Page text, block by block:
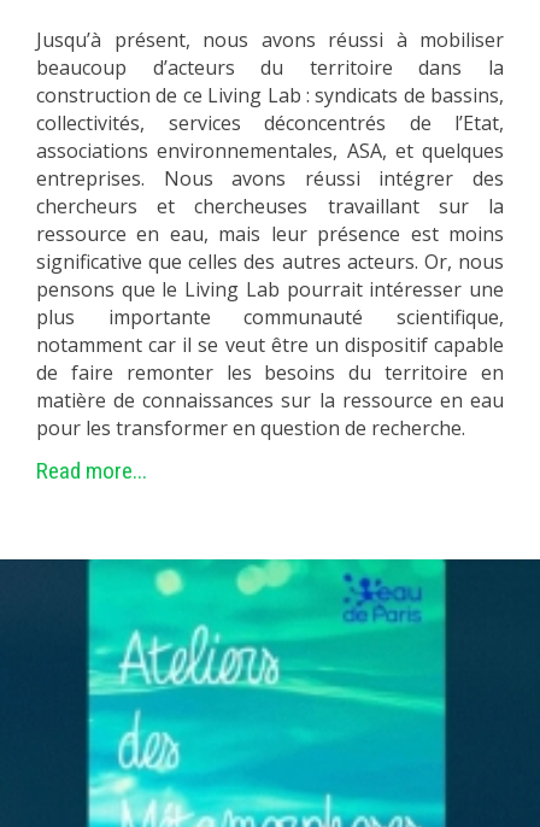
Jusqu’à présent, nous avons réussi à mobiliser
beaucoup d’acteurs du territoire dans la
construction de ce Living Lab : syndicats de bassins,
collectivités, services déconcentrés de l’Etat,
associations environnementales, ASA, et quelques
entreprises. Nous avons réussi intégrer des
chercheurs et chercheuses travaillant sur la
ressource en eau, mais leur présence est moins
significative que celles des autres acteurs. Or, nous
pensons que le Living Lab pourrait intéresser une
plus importante communauté scientifique,
notamment car il se veut être un dispositif capable
de faire remonter les besoins du territoire en
matière de connaissances sur la ressource en eau
pour les transformer en question de recherche.
Read more...